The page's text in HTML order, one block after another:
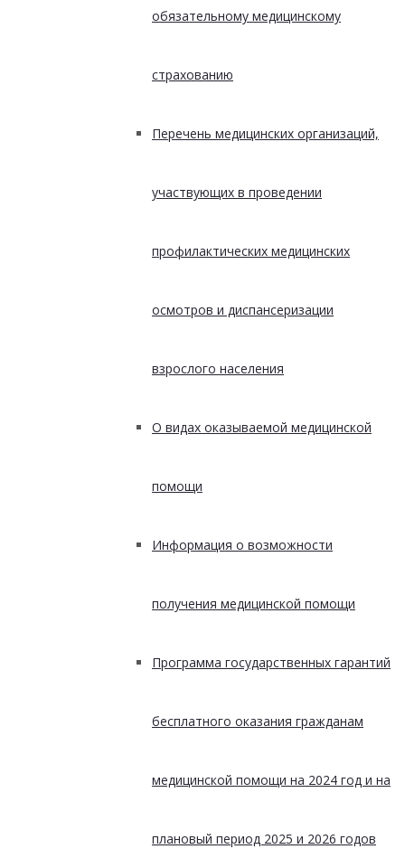
обязательному медицинскому
страхованию
Перечень медицинских организаций,
участвующих в проведении
профилактических медицинских
осмотров и диспансеризации
взрослого населения
О видах оказываемой медицинской
помощи
Информация о возможности
получения медицинской помощи
Программа государственных гарантий
бесплатного оказания гражданам
медицинской помощи на 2024 год и на
плановый период 2025 и 2026 годов